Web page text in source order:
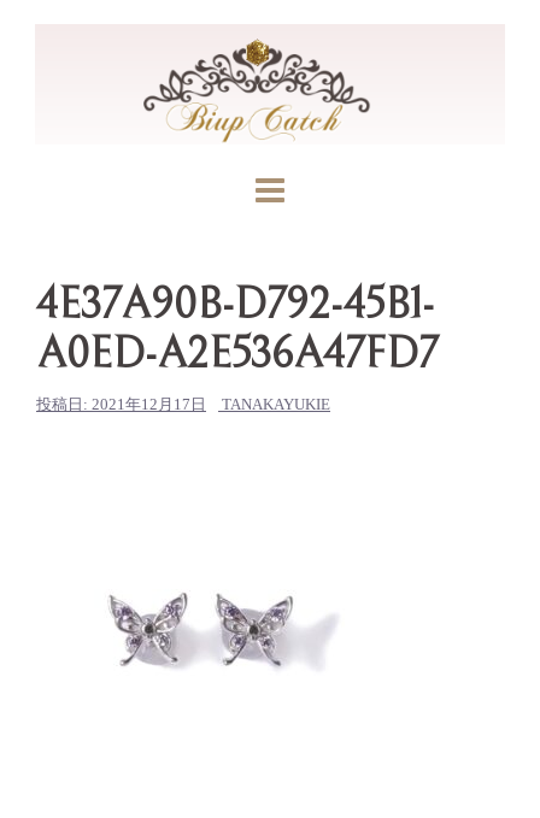
4E37A90B-D792-45B1-
A0ED-A2E536A47FD7
投稿日: 2021年12月17日 TANAKAYUKIE